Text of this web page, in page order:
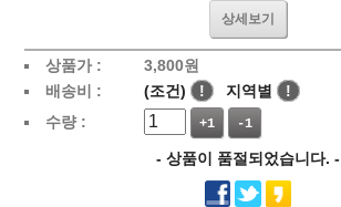
상세보기
상품가 : 3,800원
배송비 :
(조건) ! 지역별
!
수량 :
+1 -1
- 상품이 품절되었습니다. -